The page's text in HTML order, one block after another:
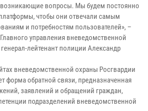
вопросы. Мы будем постоянно
чтобы они отвечали самым
и потребностям пользователей», –
управления вневедомственной
лейтенант полиции Александр
вневедомственной охраны Росгвардии
форма обратной связи, предназначенная
заявлений и обращений граждан,
подразделений вневедомственной